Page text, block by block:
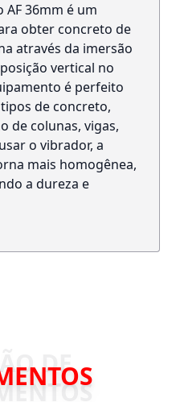
36mm é um
obter concreto de
através da imersão
vertical no
é perfeito
de concreto,
de colunas, vigas,
o vibrador, a
mais homogênea,
a dureza e